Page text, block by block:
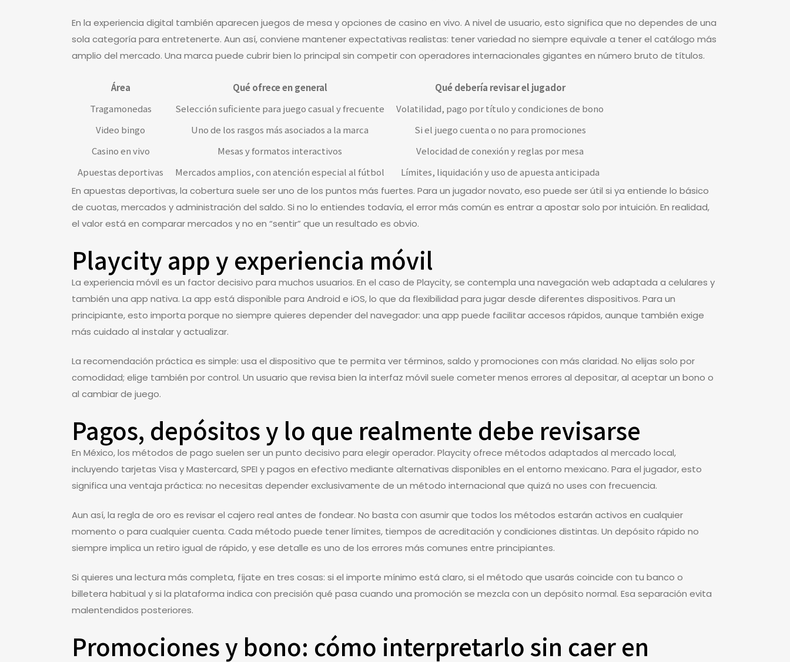
En la experiencia digital también aparecen juegos de mesa y opciones de casino en vivo. A nivel de usuario, esto significa que no dependes de una
sola categoría para entretenerte. Aun así, conviene mantener expectativas realistas: tener variedad no siempre equivale a tener el catálogo más
amplio del mercado. Una marca puede cubrir bien lo principal sin competir con operadores internacionales gigantes en número bruto de títulos.
Área Qué ofrece en general
Qué debería revisar el jugador
Tragamonedas
Selección suficiente para juego casual y frecuente
Volatilidad, pago por título y condiciones de bono
Video bingo
Uno de los rasgos más asociados a la marca
Si el juego cuenta o no para promociones
Casino en vivo
Mesas y formatos interactivos
Velocidad de conexión y reglas por mesa
Apuestas deportivas
Mercados amplios, con atención especial al fútbol
Límites, liquidación y uso de apuesta anticipada
En apuestas deportivas, la cobertura suele ser uno de los puntos más fuertes. Para un jugador novato, eso puede ser útil si ya entiende lo básico
de cuotas, mercados y administración del saldo. Si no lo entiendes todavía, el error más común es entrar a apostar solo por intuición. En realidad,
el valor está en comparar mercados y no en “sentir” que un resultado es obvio.
Playcity app y experiencia móvil
La experiencia móvil es un factor decisivo para muchos usuarios. En el caso de Playcity, se contempla una navegación web adaptada a celulares y
también una app nativa. La app está disponible para Android e iOS, lo que da flexibilidad para jugar desde diferentes dispositivos. Para un
principiante, esto importa porque no siempre quieres depender del navegador: una app puede facilitar accesos rápidos, aunque también exige
más cuidado al instalar y actualizar.
La recomendación práctica es simple: usa el dispositivo que te permita ver términos, saldo y promociones con más claridad. No elijas solo por
comodidad; elige también por control. Un usuario que revisa bien la interfaz móvil suele cometer menos errores al depositar, al aceptar un bono o
al cambiar de juego.
Pagos, depósitos y lo que realmente debe revisarse
En México, los métodos de pago suelen ser un punto decisivo para elegir operador. Playcity ofrece métodos adaptados al mercado local,
incluyendo tarjetas Visa y Mastercard, SPEI y pagos en efectivo mediante alternativas disponibles en el entorno mexicano. Para el jugador, esto
significa una ventaja práctica: no necesitas depender exclusivamente de un método internacional que quizá no uses con frecuencia.
Aun así, la regla de oro es revisar el cajero real antes de fondear. No basta con asumir que todos los métodos estarán activos en cualquier
momento o para cualquier cuenta. Cada método puede tener límites, tiempos de acreditación y condiciones distintas. Un depósito rápido no
siempre implica un retiro igual de rápido, y ese detalle es uno de los errores más comunes entre principiantes.
Si quieres una lectura más completa, fíjate en tres cosas: si el importe mínimo está claro, si el método que usarás coincide con tu banco o
billetera habitual y si la plataforma indica con precisión qué pasa cuando una promoción se mezcla con un depósito normal. Esa separación evita
malentendidos posteriores.
Promociones y bono: cómo interpretarlo sin caer en